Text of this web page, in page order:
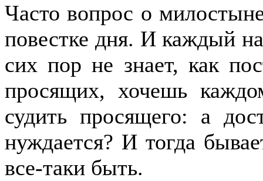
Часто вопрос о
повестке дня. И каждый
сих пор не знает, как
просящих, хочешь
судить просящего: а
нуждается? И тогда
все-таки быть.